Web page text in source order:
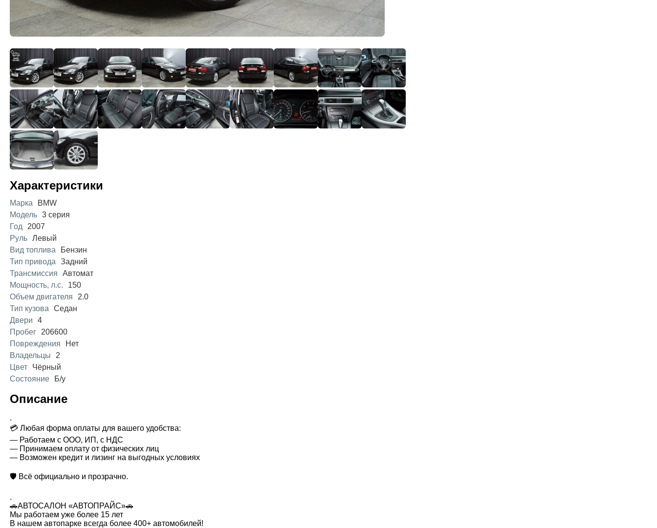
Характеристики
Марка
BMW
Модель 3 серия
Год
2007
Руль Левый
Вид топлива
Бензин
Тип привода
Задний
Трансмиссия
Автомат
Мощность, л.с.
150
Объем двигателя
2.0
Тип кузова
Седан
Двери
4
Пробег
206600
Повреждения
Нет
Владельцы
2
Цвет
Чёрный
Состояние
Б/у
Описание
.
💳 Любая форма оплаты для вашего удобства:
— Работаем с ООО, ИП, с НДС
— Принимаем оплату от физических лиц
— Возможен кредит и лизинг на выгодных условиях
🛡 Всё официально и прозрачно.
.
🚗АВТОСАЛОН «АВТОПРАЙС»🚗
Мы работаем уже более 15 лет
В нашем автопарке всегда более 400+ автомобилей!